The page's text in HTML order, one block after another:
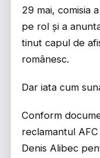
29 mai, comisia
pe rol și a
tinut capul de
românesc.
Dar iata cum
Conform
reclamantul
Denis Alibec